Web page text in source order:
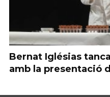
Bernat Iglésias
amb la presentació